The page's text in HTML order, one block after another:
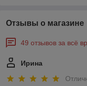
Отзывы о магазине
49 отзывов за всё
Ирина